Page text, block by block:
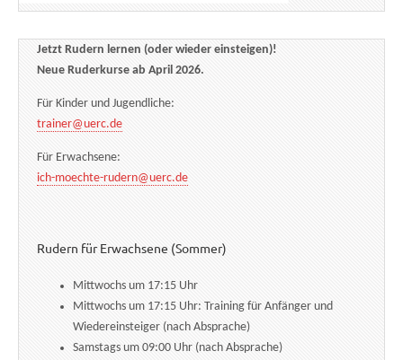
Jetzt Rudern lernen (oder wieder einsteigen)!
Neue Ruderkurse ab April 2026.
Für Kinder und Jugendliche:
trainer@uerc.de
Für Erwachsene:
ich-moechte-rudern@uerc.de
Rudern für Erwachsene (Sommer)
Mittwochs um 17:15 Uhr
Mittwochs um 17:15 Uhr: Training für Anfänger und
Wiedereinsteiger (nach Absprache)
Samstags um 09:00 Uhr (nach Absprache)